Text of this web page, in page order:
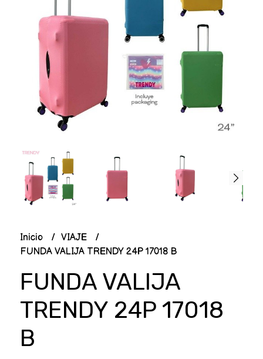
Inicio
VIAJE
FUNDA VALIJA TRENDY 24P 17018 B
FUNDA VALIJA
TRENDY 24P 17018
B